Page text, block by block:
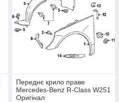
Переднє крило праве
Mercedes-Benz R-Class W251
Оригінал